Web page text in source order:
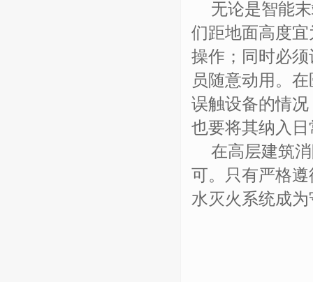
无论是智能
们距地面高度宜
操作；同时必
员随意动用。
误触设备的情
也要将其纳入
在高层建筑
可。只有严格
水灭火系统成